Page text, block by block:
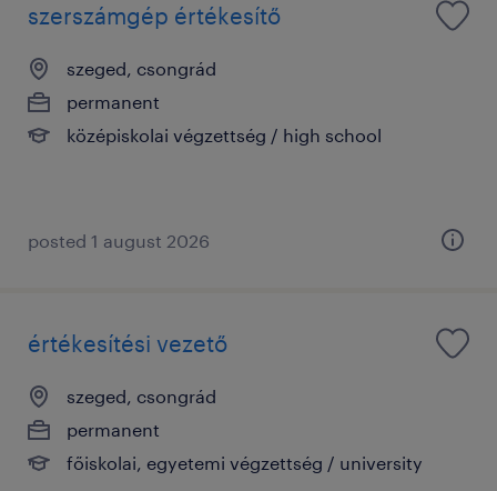
szerszámgép értékesítő
szeged, csongrád
permanent
középiskolai végzettség / high school
posted 1 august 2026
értékesítési vezető
szeged, csongrád
permanent
főiskolai, egyetemi végzettség / university